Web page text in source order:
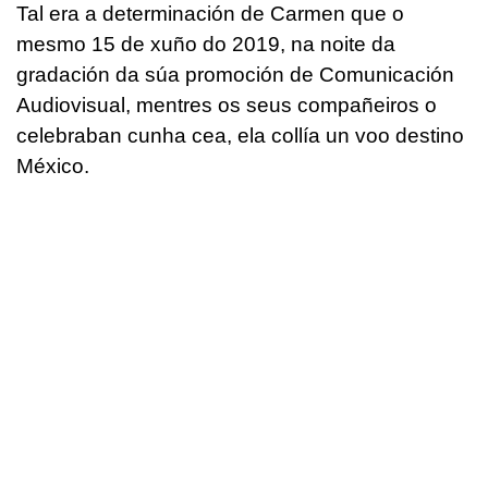
Tal era a determinación de Carmen que o
mesmo 15 de xuño do 2019, na noite da
gradación da súa promoción de Comunicación
Audiovisual, mentres os seus compañeiros o
celebraban cunha cea, ela collía un voo destino
México.